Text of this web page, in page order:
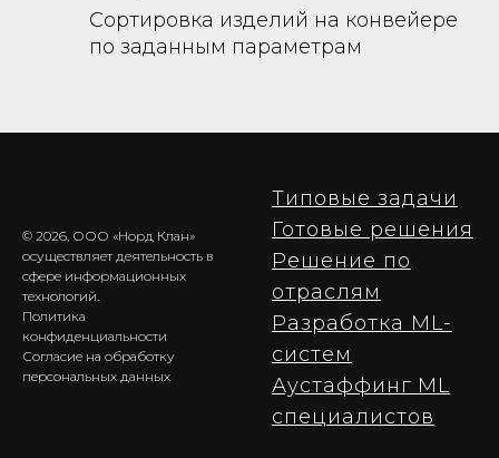
Сортировка изделий на конвейере
по заданным параметрам
© 2026, ООО «Норд Клан»
осуществляет деятельность в
сфере информационных
технологий.
Политика
конфиденциальности
Согласие на обработку
персональных данных
Типовые задачи
Готовые решения
Решение по
отраслям
Разработка ML-
cистем
Аустаффинг ML
специалистов